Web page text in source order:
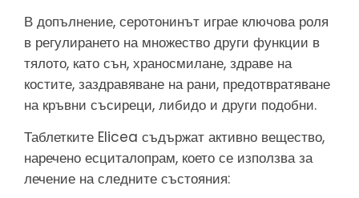
В допълнение, серотонинът играе ключова роля
в регулирането на множество други функции в
тялото, като сън, храносмилане, здраве на
костите, заздравяване на рани, предотвратяване
на кръвни съсиреци, либидо и други подобни.
Таблетките Elicea съдържат активно вещество,
наречено есциталопрам, което се използва за
лечение на следните състояния: